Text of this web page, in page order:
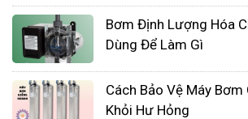
gang, sắt dễ uốn hoặc thép carbon
dụng với một số hóa chất, nhưng
hóa chất kim loại được sản xuất từ
hợp kim niken hoặc vật liệu kỳ lạ
chống ăn mòn.
Bơm Định Lượng Hóa
Dùng Để Làm Gì
Cách Bảo Vệ Máy Bơm
Khỏi Hư Hỏng